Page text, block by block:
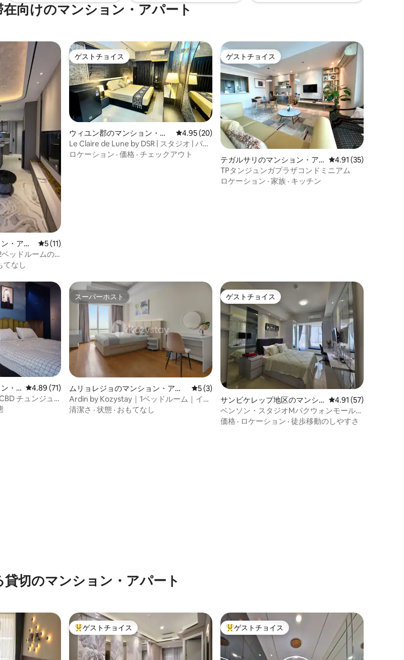
向けのマンション・アパート
評価
・アパ
レビュー11件、5つ星中5つ星の平均評価
5 (11)
ベッドルームの
てなし
ゲストチョイス
ゲストチョイス
ウィユン郡のマンション・ア
パート
レビュー20件、5つ星中4.95つ星の平均評価
4.95 (20)
Le Claire de Lune by DSR | スタジオ | パク
ウォンモール
ロケーション · 価格 · チェックアウト
ゲストチョイス
ゲストチョイス
テガルサリのマンション・ア
パート
レビュー35件、5つ
4.91 (35)
TPタンジュンガプラザコンドミニアム
ロケーション · 家族 · キッチン
評価
・
レビュー71件、5つ星中4.89つ星の平均評価
4.89 (71)
チュンジュ
スーパーホスト
スーパーホスト
ムリョレジョのマンション・アパ
ート
レビュー3件、5つ星中5つ星の平均評価
5 (3)
Ardin by Kozystay｜1ベッドルーム｜イン
フィニティプール｜MERR
清潔さ · 状態 · おもてなし
ゲストチョイス
ゲストチョイス
サンビケレップ地区のマンシ
ョン・アパート
レビュー57件、5つ
4.91 (57)
ベンソン・スタジオMパクウォンモール
Wi-Fi給湯キッチン
価格 · ロケーション · 徒歩移動のしやすさ
貸切のマンション・アパート
大好評のゲストチョイスです。
ゲストチョイス 大好評のゲストチョイスです。
ゲストチョイス